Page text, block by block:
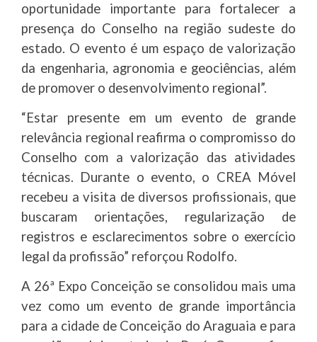
oportunidade importante para fortalecer a
presença do Conselho na região sudeste do
estado. O evento é um espaço de valorização
da engenharia, agronomia e geociências, além
de promover o desenvolvimento regional”.
“Estar presente em um evento de grande
relevância regional reafirma o compromisso do
Conselho com a valorização das atividades
técnicas. Durante o evento, o CREA Móvel
recebeu a visita de diversos profissionais, que
buscaram orientações, regularização de
registros e esclarecimentos sobre o exercício
legal da profissão” reforçou Rodolfo.
A 26ª Expo Conceição se consolidou mais uma
vez como um evento de grande importância
para a cidade de Conceição do Araguaia e para